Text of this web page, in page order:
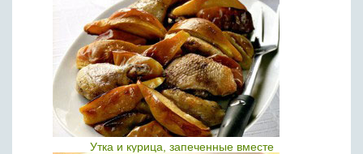
Утка и курица, запеченные вместе